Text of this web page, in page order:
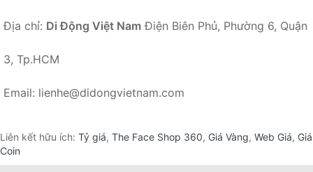
Địa chỉ: Di Động Việt Nam Điện Biên Phủ, Phường 6, Quận
3, Tp.HCM
Email: lienhe@didongvietnam.com
Liên kết hữu ích: Tỷ giá, The Face Shop 360, Giá Vàng, Web Giá, Giá
Coin